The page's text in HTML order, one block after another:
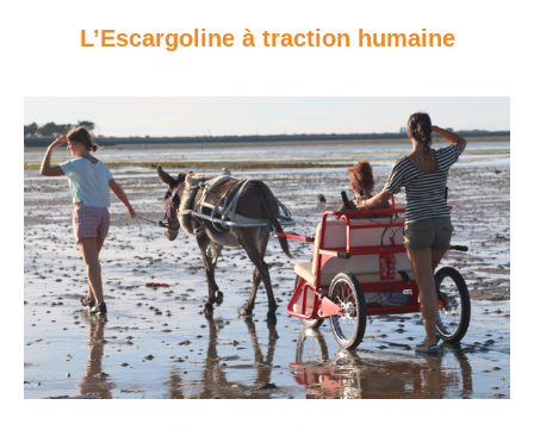
L’Escargoline à traction humaine